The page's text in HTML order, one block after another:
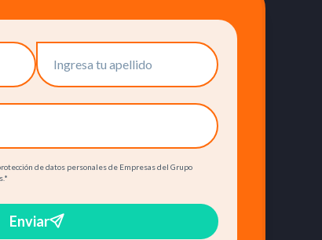
de datos personales de Empresas del Grupo
*
Enviar